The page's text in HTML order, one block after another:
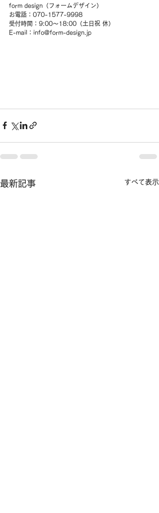
form design（フォームデザイン）
お電話：070-1577-9998
受付時間：9:00～18:00（土日祝 休）
E-mail：info@form-design.jp
最新記事 すべて表示